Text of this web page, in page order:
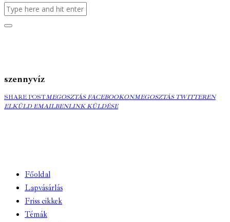
szennyvíz
SHARE POSTMEGOSZTÁS
FACEBOOKON
MEGOSZTÁS FACEBOOKONMEGOSZTÁS
MEGOSZTÁS TWITTEREN
ELKÜLD EMAILBENCOPY
LINK KÜLDÉSE
Főoldal
Lapvásárlás
Friss cikkek
Témák